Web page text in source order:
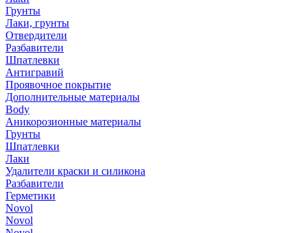
Грунты
Лаки, грунты
Отвердители
Разбавители
Шпатлевки
Антигравий
Проявочное покрытие
Дополнительные материалы
Body
Аникорозионные материалы
Грунты
Шпатлевки
Лаки
Удалители краски и силикона
Разбавители
Герметики
Novol
Novol